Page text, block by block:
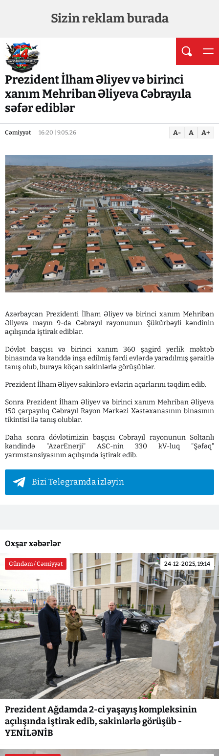
Sizin reklam burada
Prezident İlham Əliyev və birinci
xanım Mehriban Əliyeva Cəbrayıla
səfər ediblər
Cəmiyyət 16:20 | 9.05.26 A- A A+
Azərbaycan Prezidenti İlham Əliyev və birinci xanım Mehriban
Əliyeva mayın 9-da Cəbrayıl rayonunun Şükürbəyli kəndinin
açılışında iştirak ediblər.
Dövlət başçısı və birinci xanım 360 şagird yerlik məktəb
binasında və kənddə inşa edilmiş fərdi evlərdə yaradılmış şəraitlə
tanış olub, buraya köçən sakinlərlə görüşüblər.
Prezident İlham Əliyev sakinlərə evlərin açarlarını təqdim edib.
Sonra Prezident İlham Əliyev və birinci xanım Mehriban Əliyeva
150 çarpayılıq Cəbrayıl Rayon Mərkəzi Xəstəxanasının binasının
tikintisi ilə tanış olublar.
Daha sonra dövlətimizin başçısı Cəbrayıl rayonunun Soltanlı
kəndində "AzərEnerji" ASC-nin 330 kV-luq "Şəfəq"
yarımstansiyasının açılışında iştirak edib.
Bizi Telegramda izləyin
Oxşar xəbərlər
Gündəm / Cəmiyyət 24-12-2025, 19:14
Prezident Ağdamda 2-ci yaşayış kompleksinin
açılışında iştirak edib, sakinlərlə görüşüb -
YENİLƏNİB